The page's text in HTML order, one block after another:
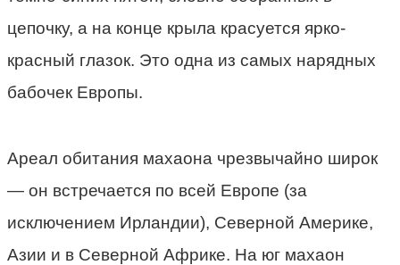
цепочку, а на конце крыла красуется ярко-
красный глазок. Это одна из самых нарядных
бабочек Европы.
Ареал обитания махаона чрезвычайно широк
— он встречается по всей Европе (за
исключением Ирландии), Северной Америке,
Азии и в Северной Африке. На юг махаон